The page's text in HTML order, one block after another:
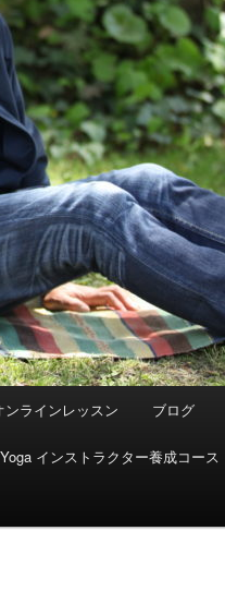
ンラインレッスン ブログ
インストラクター養成コース